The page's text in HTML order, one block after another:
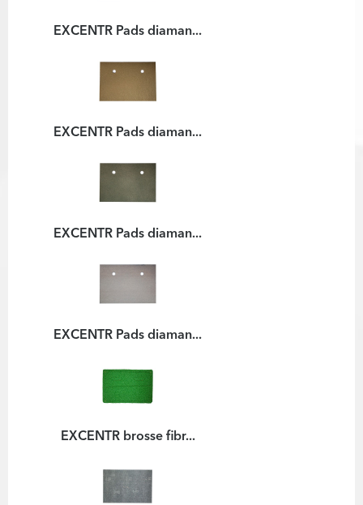
EXCENTR Pads diaman...
EXCENTR Pads diaman...
EXCENTR Pads diaman...
EXCENTR Pads diaman...
EXCENTR brosse fibr...